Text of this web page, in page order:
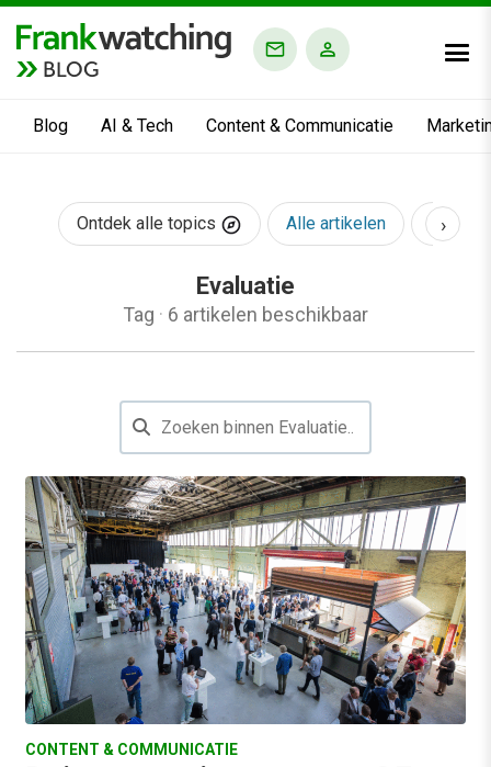
BLOG
Blog AI & Tech Content & Communicatie
Ontdek alle topics Alle artikelen AI &
›
Evaluatie
Tag · 6 artikelen beschikbaar
CONTENT & COMMUNICATIE